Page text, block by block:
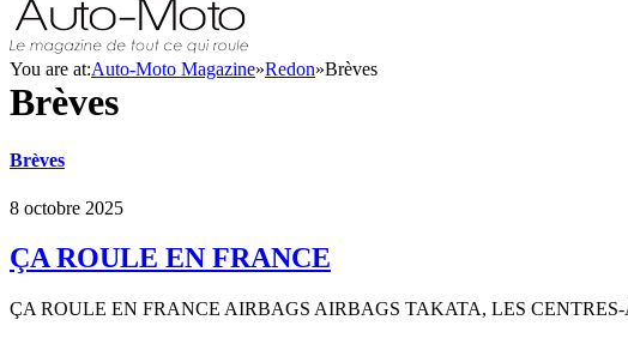
You are at:Auto-Moto Magazine»Redon»Brèves
Brèves
Brèves
8 octobre 2025
ÇA ROULE EN FRANCE
ÇA ROULE EN FRANCE AIRBAGS AIRBAGS TAKATA, LES